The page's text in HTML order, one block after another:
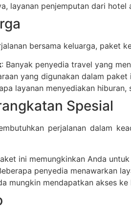
layanan penjemputan dari
bersama keluarga, paket
: Banyak penyedia travel yang
yang digunakan dalam
layanan menyediakan
Spesial
perjalanan dalam
ini memungkinkan Anda
penyedia menawarkan
mungkin mendapatkan akses